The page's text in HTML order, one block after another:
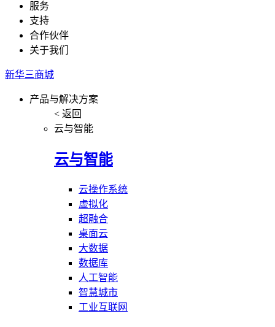
服务
支持
合作伙伴
关于我们
新华三商城
产品与解决方案
< 返回
云与智能
云与智能
云操作系统
虚拟化
超融合
桌面云
大数据
数据库
人工智能
智慧城市
工业互联网